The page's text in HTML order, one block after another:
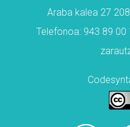
Araba kalea 27
Telefonoa: 943 89 00